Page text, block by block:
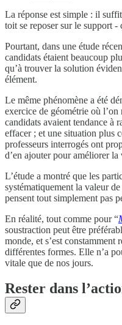
La réponse est simple : il
toit se reposer sur le support -
Pourtant, dans une étude
candidats étaient beaucoup
qu’à trouver la solution
élément.
Le même phénomène a été
exercice de géométrie où
candidats avaient tendance à
effacer ; et une situation plus
professeurs interrogés ont
d’en ajouter pour améliorer la
L’étude a montré que les
systématiquement la valeur
pensent tout simplement pas
En réalité, tout comme pour “
soustraction peut être
monde, et s’est constamment
différentes formes. Elle n’a
vitale que de nos jours.
Rester dans